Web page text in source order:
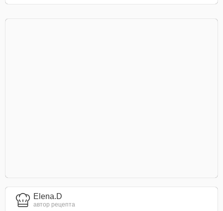
Elena.D
автор рецепта